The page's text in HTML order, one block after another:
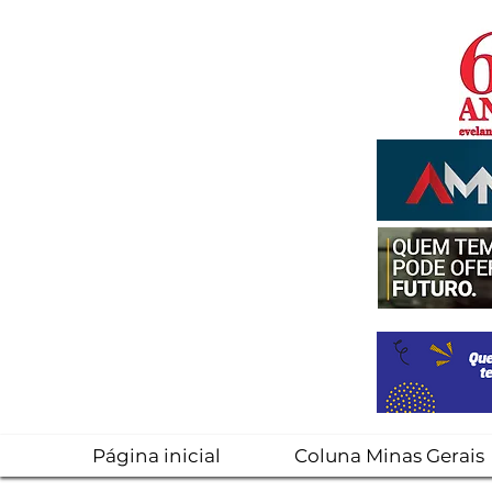
Página inicial Coluna Minas Gerais